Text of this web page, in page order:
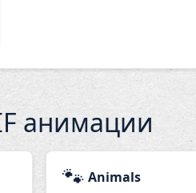
анимации
🐾 Animals